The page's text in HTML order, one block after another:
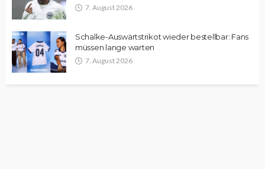
7. August 2026
Schalke-Auswärtstrikot wieder bestellbar: Fans
müssen lange warten
7. August 2026